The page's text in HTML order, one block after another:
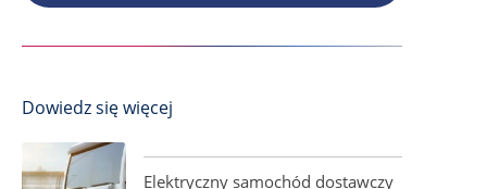
Dowiedz się więcej
Elektryczny samochód dostawczy